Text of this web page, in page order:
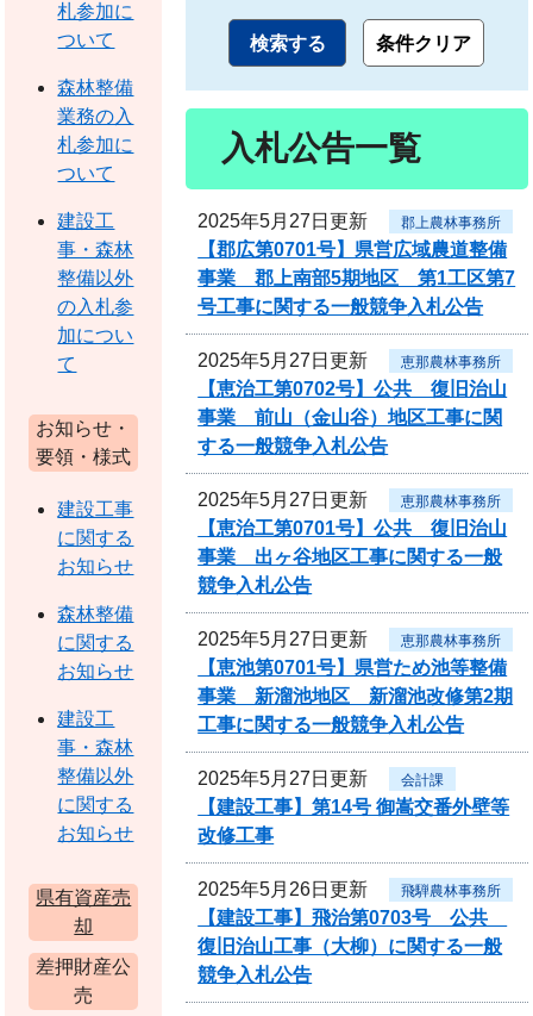
入札公告一覧
2025年5月27日更新 郡上農林事務所
【郡広第0701号】県営広域農道整備
事業 郡上南部5期地区 第1工区第7
号工事に関する一般競争入札公告
2025年5月27日更新 恵那農林事務所
【恵治工第0702号】公共 復旧治山
事業 前山（金山谷）地区工事に関
する一般競争入札公告
2025年5月27日更新 恵那農林事務所
【恵治工第0701号】公共 復旧治山
事業 出ヶ谷地区工事に関する一般
競争入札公告
2025年5月27日更新 恵那農林事務所
【恵池第0701号】県営ため池等整備
事業 新溜池地区 新溜池改修第2期
工事に関する一般競争入札公告
2025年5月27日更新 会計課
【建設工事】第14号 御嵩交番外壁等
改修工事
2025年5月26日更新 飛騨農林事務所
【建設工事】飛治第0703号 公共
復旧治山工事（大柳）に関する一般
競争入札公告
札参加に
ついて
森林整備
業務の入
札参加に
ついて
建設工
事・森林
整備以外
の入札参
加につい
て
お知らせ・
要領・様式
建設工事
に関する
お知らせ
森林整備
に関する
お知らせ
建設工
事・森林
整備以外
に関する
お知らせ
県有資産売
却
差押財産公
売